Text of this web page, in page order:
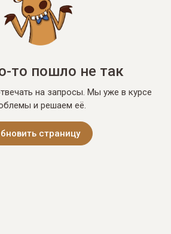
то пошло не так
на запросы. Мы уже в курсе
и решаем её.
страницу